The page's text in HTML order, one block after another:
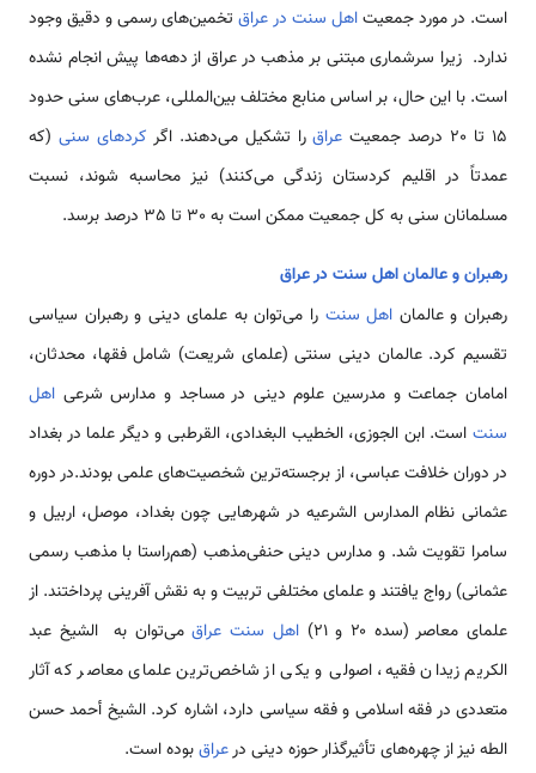
است. در مورد جمعیتاهل سنت در عراقتخمین‌های رسمی و دقیق وجود
ندارد. زیرا سرشماری مبتنی بر مذهب در عراق از دهه‌ها پیش انجام نشده
است. با این حال، بر اساس منابع مختلف بین‌المللی، عرب‌های سنی حدود
15 تا 20 درصد جمعیت
عراقرا تشکیل می‌دهند. اگر کردهای سنی (که
عمدتاً در اقلیم کردستان زندگی می‌کنند) نیز محاسبه شوند، نسبت
مسلمانان سنی به کل جمعیت ممکن است به 30 تا 35 درصد برسد.
رهبران و عالمان اهل سنت در عراق
رهبران و عالمان اهل سنت را می‌توان به علمای دینی و رهبران سیاسی
تقسیم کرد. عالمان دینی سنتی (علمای شریعت) شامل فقها، محدثان،
امامان جماعت و مدرسین علوم دینی در مساجد و مدارس شرعی اهل
سنت است. ابن الجوزی، الخطیب البغدادی، القرطبی و دیگر علما در بغداد
در دوران خلافت عباسی، از برجسته‌ترین شخصیت‌های علمی بودند.در دوره
عثمانی نظام المدارس الشرعیه در شهرهایی چون بغداد، موصل، اربیل و
سامرا تقویت شد. و مدارس دینی حنفی‌مذهب (هم‌راستا با مذهب رسمی
عثمانی) رواج یافتند و علمای مختلفی تربیت و به نقش آفرینی پرداختند. از
علمای معاصر (سده ۲۰ و ۲۱)
اهل سنت عراقمی‌توان به الشیخ عبد
الکریم زیدان فقیه، اصولی و یکی از شاخص‌ترین علمای معاصر که آثار
متعددی در فقه اسلامی و فقه سیاسی دارد، اشاره کرد. الشیخ أحمد حسن
الطه نیز از چهره‌های تأثیرگذار حوزه دینی درعراقبوده است.